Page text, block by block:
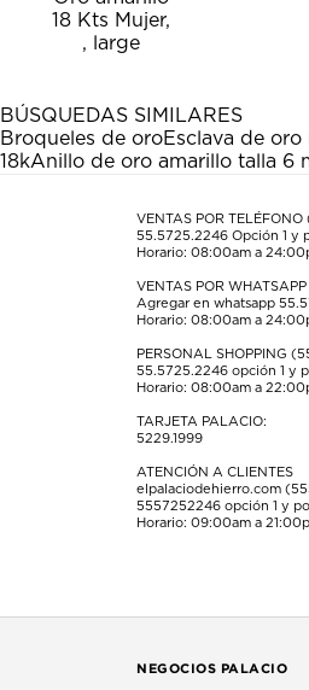
el
artículo
estrella
Esta
acción
abrirá
formulario
el
artículo
con
estrellas.
Esta
acción
abrirá
formulario
de
estrellas.
Esta
acción
abrirá
formulario
de
estrellas.
Esta
acción
abrirá
formulario
de
abrirá
de
envío.
BÚSQUEDAS SIMILARES
Broqueles de oroEsclava de oro
18kAnillo de oro amarillo talla 6
VENTAS POR
55.5725.2246 Opción 1 y
Horario: 08:00am a
VENTAS POR
Agregar en whatsapp
Horario: 08:00am a
PERSONAL SHOPPING
55.5725.2246 opción 1 y
Horario: 08:00am a
TARJETA PALACIO:
5229.1999
ATENCIÓN A CLIENTES
elpalaciodehierro.com
5557252246 opción 1 y
Horario: 09:00am a
NEGOCIOS PALACIO